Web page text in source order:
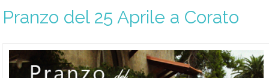
Pranzo del 25 Aprile a Corato